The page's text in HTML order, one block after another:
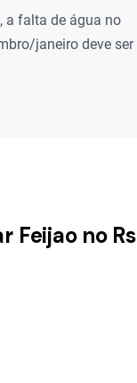
a falta de água no
janeiro deve ser
Feijao no Rs